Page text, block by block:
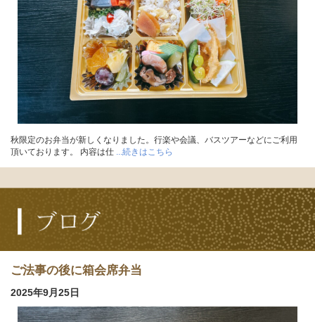
秋限定のお弁当が新しくなりました。行楽や会議、バスツアーなどにご利用
頂いております。 内容は仕
...続きはこちら
ご法事の後に箱会席弁当
2025年9月25日